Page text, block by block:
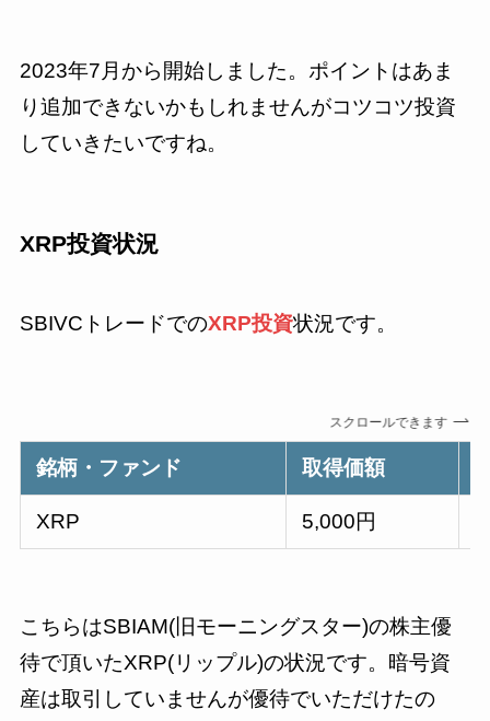
2023年7月から開始しました。ポイントはあま
り追加できないかもしれませんがコツコツ投資
していきたいですね。
XRP投資状況
SBIVCトレードでのXRP投資状況です。
スクロールできます
銘柄・ファンド 取得価額
XRP 5,000円
こちらはSBIAM(旧モーニングスター)の株主優
待で頂いたXRP(リップル)の状況です。暗号資
産は取引していませんが優待でいただけたの